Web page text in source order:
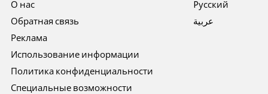
О нас
Обратная связь
Реклама
Использование информации
Политика конфиденциальности
Специальные возможности
Pусский
عربية